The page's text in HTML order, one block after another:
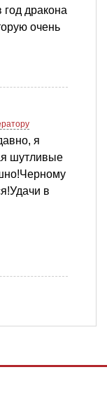
дракона
очень
я
шутливые
в